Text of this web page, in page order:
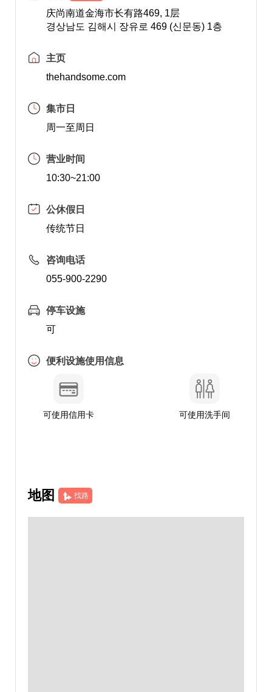
庆尚南道金海市长有路469, 1层
경상남도 김해시 장유로 469 (신문동) 1층
主页
thehandsome.com
集市日
周一至周日
营业时间
10:30~21:00
公休假日
传统节日
咨询电话
055-900-2290
停车设施
可
便利设施使用信息
可使用信用卡 可使用洗手间
地图 找路